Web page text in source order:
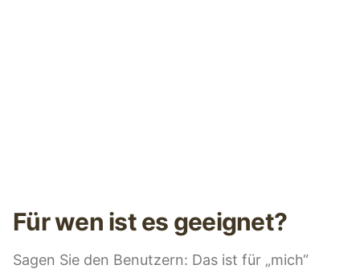
Für wen ist es geeignet?
Sagen Sie den Benutzern: Das ist für „mich“